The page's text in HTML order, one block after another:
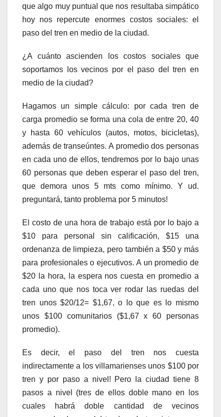
que algo muy puntual que nos resultaba simpático
hoy nos repercute enormes costos sociales: el
paso del tren en medio de la ciudad.
¿A cuánto ascienden los costos sociales que
soportamos los vecinos por el paso del tren en
medio de la ciudad?
Hagamos un simple cálculo: por cada tren de
carga promedio se forma una cola de entre 20, 40
y hasta 60 vehículos (autos, motos, bicicletas),
además de transeúntes. A promedio dos personas
en cada uno de ellos, tendremos por lo bajo unas
60 personas que deben esperar el paso del tren,
que demora unos 5 mts como mínimo. Y ud.
preguntará, tanto problema por 5 minutos!
El costo de una hora de trabajo está por lo bajo a
$10 para personal sin calificación, $15 una
ordenanza de limpieza, pero también a $50 y más
para profesionales o ejecutivos. A un promedio de
$20 la hora, la espera nos cuesta en promedio a
cada uno que nos toca ver rodar las ruedas del
tren unos $20/12= $1,67, o lo que es lo mismo
unos $100 comunitarios ($1,67 x 60 personas
promedio).
Es decir, el paso del tren nos cuesta
indirectamente a los villamarienses unos $100 por
tren y por paso a nivel! Pero la ciudad tiene 8
pasos a nivel (tres de ellos doble mano en los
cuales habrá doble cantidad de vecinos